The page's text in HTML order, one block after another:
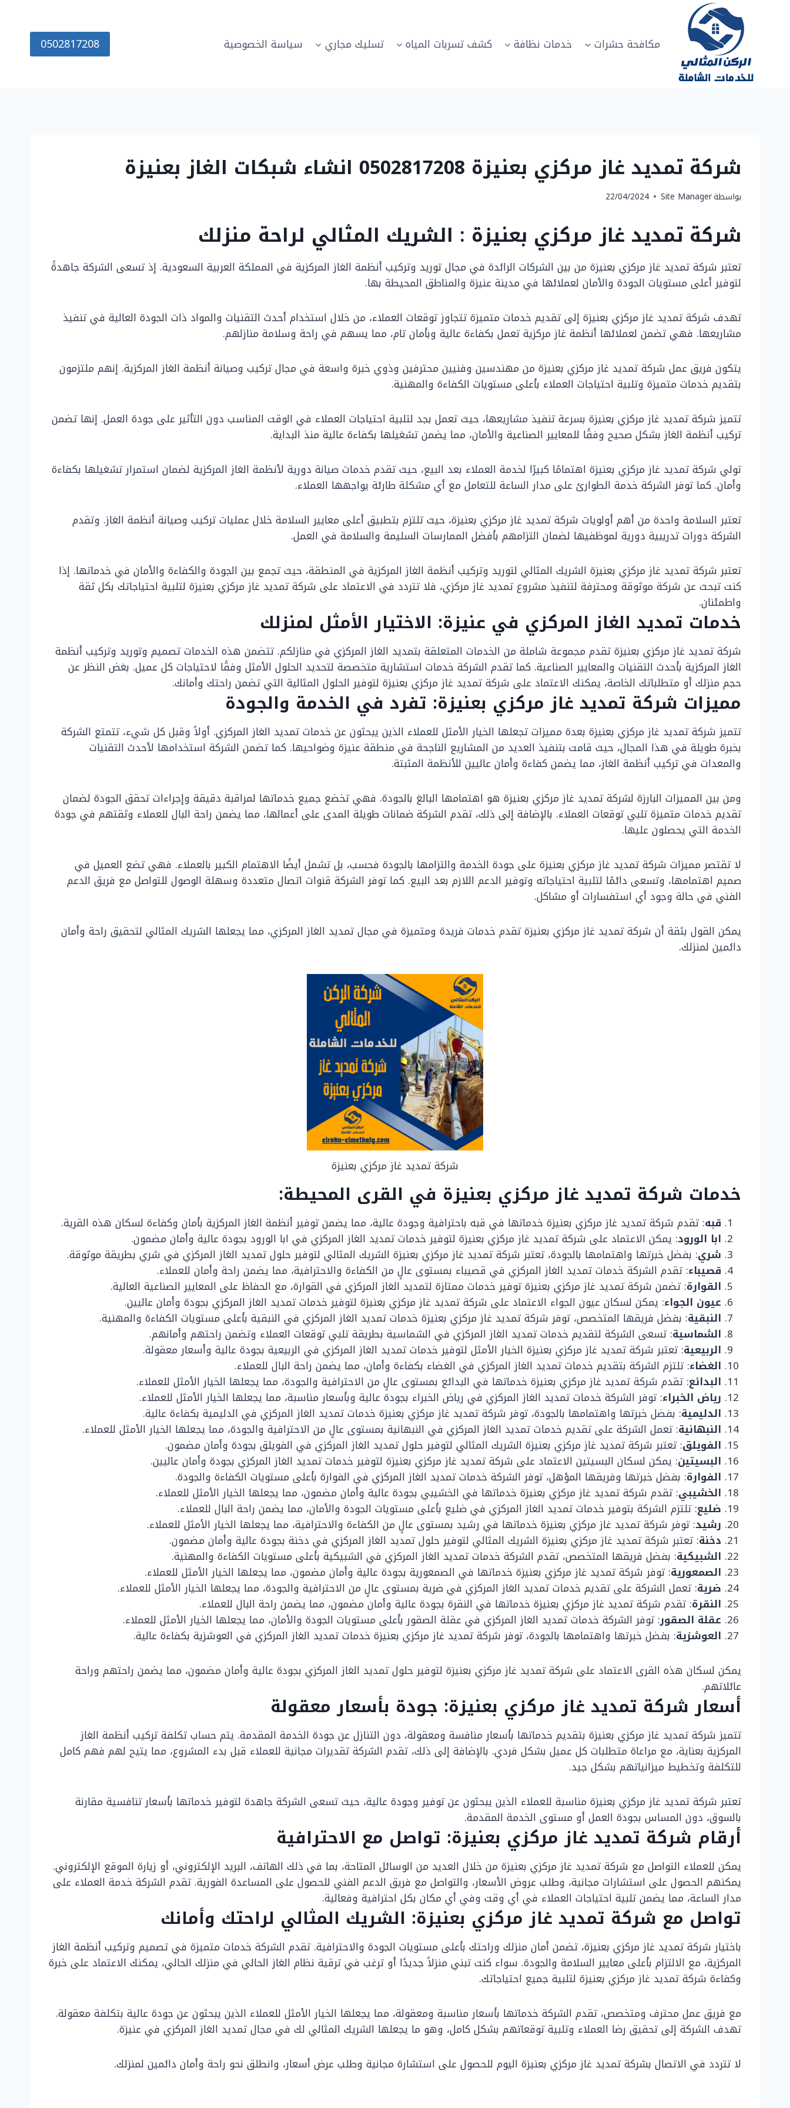
مكافحة حشرات خدمات نظافة كشف تسربات المياه تسليك مجاري سياسة الخصوصية 0502817208
شركة تمديد غاز مركزي بعنيزة 0502817208 انشاء شبكات الغاز بعنيزة
بواسطةSite Manager
22/04/2024
شركة تمديد غاز مركزي بعنيزة : الشريك المثالي لراحة منزلك
تعتبر شركة تمديد غاز مركزي بعنيزة من بين الشركات الرائدة في مجال توريد وتركيب أنظمة الغاز المركزية في المملكة العربية السعودية. إذ تسعى الشركة جاهدةً
لتوفير أعلى مستويات الجودة والأمان لعملائها في مدينة عنيزة والمناطق المحيطة بها.
تهدف شركة تمديد غاز مركزي بعنيزة إلى تقديم خدمات متميزة تتجاوز توقعات العملاء، من خلال استخدام أحدث التقنيات والمواد ذات الجودة العالية في تنفيذ
مشاريعها. فهي تضمن لعملائها أنظمة غاز مركزية تعمل بكفاءة عالية وبأمان تام، مما يسهم في راحة وسلامة منازلهم.
يتكون فريق عمل شركة تمديد غاز مركزي بعنيزة من مهندسين وفنيين محترفين وذوي خبرة واسعة في مجال تركيب وصيانة أنظمة الغاز المركزية. إنهم ملتزمون
بتقديم خدمات متميزة وتلبية احتياجات العملاء بأعلى مستويات الكفاءة والمهنية.
تتميز شركة تمديد غاز مركزي بعنيزة بسرعة تنفيذ مشاريعها، حيث تعمل بجد لتلبية احتياجات العملاء في الوقت المناسب دون التأثير على جودة العمل. إنها تضمن
تركيب أنظمة الغاز بشكل صحيح وفقًا للمعايير الصناعية والأمان، مما يضمن تشغيلها بكفاءة عالية منذ البداية.
تولي شركة تمديد غاز مركزي بعنيزة اهتمامًا كبيرًا لخدمة العملاء بعد البيع، حيث تقدم خدمات صيانة دورية لأنظمة الغاز المركزية لضمان استمرار تشغيلها بكفاءة
وأمان. كما توفر الشركة خدمة الطوارئ على مدار الساعة للتعامل مع أي مشكلة طارئة يواجهها العملاء.
تعتبر السلامة واحدة من أهم أولويات شركة تمديد غاز مركزي بعنيزة، حيث تلتزم بتطبيق أعلى معايير السلامة خلال عمليات تركيب وصيانة أنظمة الغاز. وتقدم
الشركة دورات تدريبية دورية لموظفيها لضمان التزامهم بأفضل الممارسات السليمة والسلامة في العمل.
تعتبر شركة تمديد غاز مركزي بعنيزة الشريك المثالي لتوريد وتركيب أنظمة الغاز المركزية في المنطقة، حيث تجمع بين الجودة والكفاءة والأمان في خدماتها. إذا
كنت تبحث عن شركة موثوقة ومحترفة لتنفيذ مشروع تمديد غاز مركزي، فلا تتردد في الاعتماد على شركة تمديد غاز مركزي بعنيزة لتلبية احتياجاتك بكل ثقة
واطمئنان.
خدمات تمديد الغاز المركزي في عنيزة: الاختيار الأمثل لمنزلك
شركة تمديد غاز مركزي بعنيزة تقدم مجموعة شاملة من الخدمات المتعلقة بتمديد الغاز المركزي في منازلكم. تتضمن هذه الخدمات تصميم وتوريد وتركيب أنظمة
الغاز المركزية بأحدث التقنيات والمعايير الصناعية. كما تقدم الشركة خدمات استشارية متخصصة لتحديد الحلول الأمثل وفقًا لاحتياجات كل عميل. بغض النظر عن
حجم منزلك أو متطلباتك الخاصة، يمكنك الاعتماد على شركة تمديد غاز مركزي بعنيزة لتوفير الحلول المثالية التي تضمن راحتك وأمانك.
مميزات شركة تمديد غاز مركزي بعنيزة: تفرد في الخدمة والجودة
تتميز شركة تمديد غاز مركزي بعنيزة بعدة مميزات تجعلها الخيار الأمثل للعملاء الذين يبحثون عن خدمات تمديد الغاز المركزي. أولاً وقبل كل شيء، تتمتع الشركة
بخبرة طويلة في هذا المجال، حيث قامت بتنفيذ العديد من المشاريع الناجحة في منطقة عنيزة وضواحيها. كما تضمن الشركة استخدامها لأحدث التقنيات
والمعدات في تركيب أنظمة الغاز، مما يضمن كفاءة وأمان عاليين للأنظمة المثبتة.
ومن بين المميزات البارزة لشركة تمديد غاز مركزي بعنيزة هو اهتمامها البالغ بالجودة. فهي تخضع جميع خدماتها لمراقبة دقيقة وإجراءات تحقق الجودة لضمان
تقديم خدمات متميزة تلبي توقعات العملاء. بالإضافة إلى ذلك، تقدم الشركة ضمانات طويلة المدى على أعمالها، مما يضمن راحة البال للعملاء وثقتهم في جودة
الخدمة التي يحصلون عليها.
لا تقتصر مميزات شركة تمديد غاز مركزي بعنيزة على جودة الخدمة والتزامها بالجودة فحسب، بل تشمل أيضًا الاهتمام الكبير بالعملاء. فهي تضع العميل في
صميم اهتمامها، وتسعى دائمًا لتلبية احتياجاته وتوفير الدعم اللازم بعد البيع. كما توفر الشركة قنوات اتصال متعددة وسهلة الوصول للتواصل مع فريق الدعم
الفني في حالة وجود أي استفسارات أو مشاكل.
يمكن القول بثقة أن شركة تمديد غاز مركزي بعنيزة تقدم خدمات فريدة ومتميزة في مجال تمديد الغاز المركزي، مما يجعلها الشريك المثالي لتحقيق راحة وأمان
دائمين لمنزلك.
شركة تمديد غاز مركزي بعنيزة
خدمات شركة تمديد غاز مركزي بعنيزة في القرى المحيطة:
قبه: تقدم شركة تمديد غاز مركزي بعنيزة خدماتها في قبه باحترافية وجودة عالية، مما يضمن توفير أنظمة الغاز المركزية بأمان وكفاءة لسكان هذه القرية.
ابا الورود: يمكن الاعتماد على شركة تمديد غاز مركزي بعنيزة لتوفير خدمات تمديد الغاز المركزي في ابا الورود بجودة عالية وأمان مضمون.
شري: بفضل خبرتها واهتمامها بالجودة، تعتبر شركة تمديد غاز مركزي بعنيزة الشريك المثالي لتوفير حلول تمديد الغاز المركزي في شري بطريقة موثوقة.
قصيباء: تقدم الشركة خدمات تمديد الغاز المركزي في قصيباء بمستوى عالٍ من الكفاءة والاحترافية، مما يضمن راحة وأمان للعملاء.
القوارة: تضمن شركة تمديد غاز مركزي بعنيزة توفير خدمات ممتازة لتمديد الغاز المركزي في القوارة، مع الحفاظ على المعايير الصناعية العالية.
عيون الجواء: يمكن لسكان عيون الجواء الاعتماد على شركة تمديد غاز مركزي بعنيزة لتوفير خدمات تمديد الغاز المركزي بجودة وأمان عاليين.
النبقية: بفضل فريقها المتخصص، توفر شركة تمديد غاز مركزي بعنيزة خدمات تمديد الغاز المركزي في النبقية بأعلى مستويات الكفاءة والمهنية.
الشماسية: تسعى الشركة لتقديم خدمات تمديد الغاز المركزي في الشماسية بطريقة تلبي توقعات العملاء وتضمن راحتهم وأمانهم.
الربيعية: تعتبر شركة تمديد غاز مركزي بعنيزة الخيار الأمثل لتوفير خدمات تمديد الغاز المركزي في الربيعية بجودة عالية وأسعار معقولة.
الغضاء: تلتزم الشركة بتقديم خدمات تمديد الغاز المركزي في الغضاء بكفاءة وأمان، مما يضمن راحة البال للعملاء.
البدائع: تقدم شركة تمديد غاز مركزي بعنيزة خدماتها في البدائع بمستوى عالٍ من الاحترافية والجودة، مما يجعلها الخيار الأمثل للعملاء.
رياض الخبراء: توفر الشركة خدمات تمديد الغاز المركزي في رياض الخبراء بجودة عالية وبأسعار مناسبة، مما يجعلها الخيار الأمثل للعملاء.
الدليمية: بفضل خبرتها واهتمامها بالجودة، توفر شركة تمديد غاز مركزي بعنيزة خدمات تمديد الغاز المركزي في الدليمية بكفاءة عالية.
النبهانية: تعمل الشركة على تقديم خدمات تمديد الغاز المركزي في النبهانية بمستوى عالٍ من الاحترافية والجودة، مما يجعلها الخيار الأمثل للعملاء.
الفويلق: تعتبر شركة تمديد غاز مركزي بعنيزة الشريك المثالي لتوفير حلول تمديد الغاز المركزي في الفويلق بجودة وأمان مضمون.
البسيتين: يمكن لسكان البسيتين الاعتماد على شركة تمديد غاز مركزي بعنيزة لتوفير خدمات تمديد الغاز المركزي بجودة وأمان عاليين.
الفوارة: بفضل خبرتها وفريقها المؤهل، توفر الشركة خدمات تمديد الغاز المركزي في الفوارة بأعلى مستويات الكفاءة والجودة.
الخشيبي: تقدم شركة تمديد غاز مركزي بعنيزة خدماتها في الخشيبي بجودة عالية وأمان مضمون، مما يجعلها الخيار الأمثل للعملاء.
ضليع: تلتزم الشركة بتوفير خدمات تمديد الغاز المركزي في ضليع بأعلى مستويات الجودة والأمان، مما يضمن راحة البال للعملاء.
رشيد: توفر شركة تمديد غاز مركزي بعنيزة خدماتها في رشيد بمستوى عالٍ من الكفاءة والاحترافية، مما يجعلها الخيار الأمثل للعملاء.
دخنة: تعتبر شركة تمديد غاز مركزي بعنيزة الشريك المثالي لتوفير حلول تمديد الغاز المركزي في دخنة بجودة عالية وأمان مضمون.
الشبيكية: بفضل فريقها المتخصص، تقدم الشركة خدمات تمديد الغاز المركزي في الشبيكية بأعلى مستويات الكفاءة والمهنية.
الصمعورية: توفر شركة تمديد غاز مركزي بعنيزة خدماتها في الصمعورية بجودة عالية وأمان مضمون، مما يجعلها الخيار الأمثل للعملاء.
ضرية: تعمل الشركة على تقديم خدمات تمديد الغاز المركزي في ضرية بمستوى عالٍ من الاحترافية والجودة، مما يجعلها الخيار الأمثل للعملاء.
النقرة: تقدم شركة تمديد غاز مركزي بعنيزة خدماتها في النقرة بجودة عالية وأمان مضمون، مما يضمن راحة البال للعملاء.
عقلة الصقور: توفر الشركة خدمات تمديد الغاز المركزي في عقلة الصقور بأعلى مستويات الجودة والأمان، مما يجعلها الخيار الأمثل للعملاء.
العوشزية: بفضل خبرتها واهتمامها بالجودة، توفر شركة تمديد غاز مركزي بعنيزة خدمات تمديد الغاز المركزي في العوشزية بكفاءة عالية.
يمكن لسكان هذه القرى الاعتماد على شركة تمديد غاز مركزي بعنيزة لتوفير حلول تمديد الغاز المركزي بجودة عالية وأمان مضمون، مما يضمن راحتهم وراحة
عائلاتهم.
أسعار شركة تمديد غاز مركزي بعنيزة: جودة بأسعار معقولة
تتميز شركة تمديد غاز مركزي بعنيزة بتقديم خدماتها بأسعار منافسة ومعقولة، دون التنازل عن جودة الخدمة المقدمة. يتم حساب تكلفة تركيب أنظمة الغاز
المركزية بعناية، مع مراعاة متطلبات كل عميل بشكل فردي. بالإضافة إلى ذلك، تقدم الشركة تقديرات مجانية للعملاء قبل بدء المشروع، مما يتيح لهم فهم كامل
للتكلفة وتخطيط ميزانياتهم بشكل جيد.
تعتبر شركة تمديد غاز مركزي بعنيزة مناسبة للعملاء الذين يبحثون عن توفير وجودة عالية، حيث تسعى الشركة جاهدة لتوفير خدماتها بأسعار تنافسية مقارنة
بالسوق، دون المساس بجودة العمل أو مستوى الخدمة المقدمة.
أرقام شركة تمديد غاز مركزي بعنيزة: تواصل مع الاحترافية
يمكن للعملاء التواصل مع شركة تمديد غاز مركزي بعنيزة من خلال العديد من الوسائل المتاحة، بما في ذلك الهاتف، البريد الإلكتروني، أو زيارة الموقع الإلكتروني.
يمكنهم الحصول على استشارات مجانية، وطلب عروض الأسعار، والتواصل مع فريق الدعم الفني للحصول على المساعدة الفورية. تقدم الشركة خدمة العملاء على
مدار الساعة، مما يضمن تلبية احتياجات العملاء في أي وقت وفي أي مكان بكل احترافية وفعالية.
تواصل مع شركة تمديد غاز مركزي بعنيزة: الشريك المثالي لراحتك وأمانك
باختيار شركة تمديد غاز مركزي بعنيزة، تضمن أمان منزلك وراحتك بأعلى مستويات الجودة والاحترافية. تقدم الشركة خدمات متميزة في تصميم وتركيب أنظمة الغاز
المركزية، مع الالتزام بأعلى معايير السلامة والجودة. سواء كنت تبني منزلاً جديدًا أو ترغب في ترقية نظام الغاز الحالي في منزلك الحالي، يمكنك الاعتماد على خبرة
وكفاءة شركة تمديد غاز مركزي بعنيزة لتلبية جميع احتياجاتك.
مع فريق عمل محترف ومتخصص، تقدم الشركة خدماتها بأسعار مناسبة ومعقولة، مما يجعلها الخيار الأمثل للعملاء الذين يبحثون عن جودة عالية بتكلفة معقولة.
تهدف الشركة إلى تحقيق رضا العملاء وتلبية توقعاتهم بشكل كامل، وهو ما يجعلها الشريك المثالي لك في مجال تمديد الغاز المركزي في عنيزة.
لا تتردد في الاتصال بشركة تمديد غاز مركزي بعنيزة اليوم للحصول على استشارة مجانية وطلب عرض أسعار، وانطلق نحو راحة وأمان دائمين لمنزلك.